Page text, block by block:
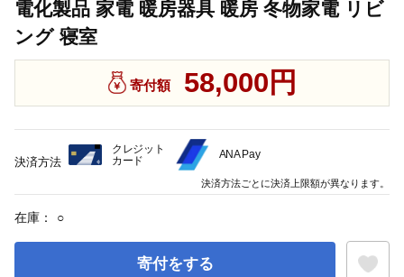
電化製品 家電 暖房器具 暖房 冬物家電 リビ
ング 寝室
寄付額 58,000円
在庫： ○
寄付をする
決済方法
クレジット
カード
ANA Pay
決済方法ごとに決済上限額が異なります。